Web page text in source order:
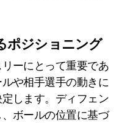
ポジショニング
ーにとって重要であ
や相手選手の動きに
します。ディフェン
ボールの位置に基づ